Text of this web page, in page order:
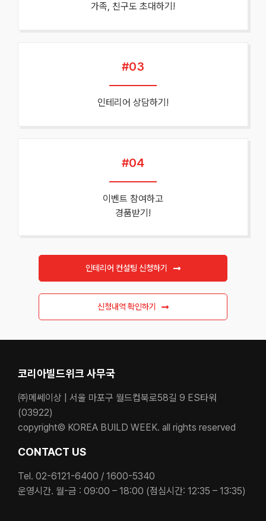
가족, 친구도 초대하기!
#03
인테리어 상담하기!
#04
이벤트 참여하고
경품받기!
인테리어 컨설팅 신청하기
신청내역 확인하기
코리아빌드위크 사무국
㈜메쎄이상 | 서울 마포구 월드컵북로58길 9 ES타워
(03922)
copyright© KOREA BUILD WEEK. all rights reserved
CONTACT US
Tel. 02-6121-6400 / 1600-5340
운영시간. 월-금 : 09:00 – 18:00 (점심시간: 12:35 – 13:35)